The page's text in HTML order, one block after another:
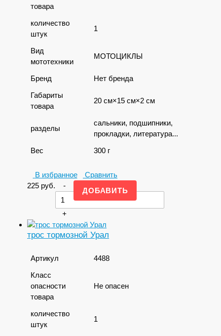
товара
количество
штук
1
Вид
мототехники
МОТОЦИКЛЫ
Бренд
Нет бренда
Габариты
товара
20 см×15 см×2 см
разделы
сальники, подшипники,
прокладки, литература...
Вес
300 г
В избранное
Сравнить
225 руб. -
+
трос тормозной Урал
Артикул
4488
Класс
опасности
товара
Не опасен
количество
штук
1